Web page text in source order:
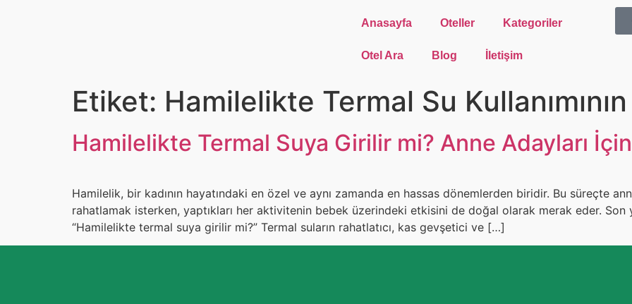
Anasayfa Oteller Kategoriler
Otel Ara Blog İletişim
Etiket: Hamilelikte Termal Su
Hamilelikte Termal Suya Girilir mi? Anne Adayları
Hamilelik, bir kadının hayatındaki en özel ve aynı zamanda en hassas dönemlerden biridir. Bu süreçte
rahatlamak isterken, yaptıkları her aktivitenin bebek üzerindeki etkisini de doğal olarak merak eder. Son
“Hamilelikte termal suya girilir mi?” Termal suların rahatlatıcı, kas gevşetici ve […]